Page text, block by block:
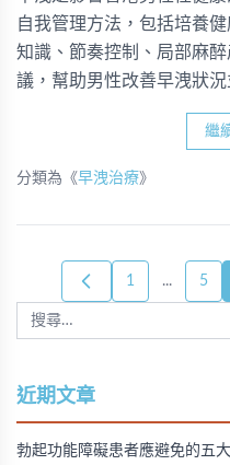
自我管理方法，包括培養
知識、節奏控制、局部麻
議，幫助男性改善早洩狀況
繼
分類為《早洩治療》
1 ... 5
近期文章
勃起功能障礙患者應避免的五